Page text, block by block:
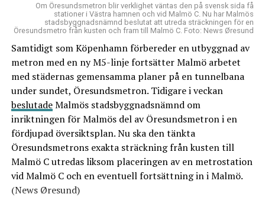
Om Öresundsmetron blir verklighet väntas den på svensk sida få
stationer i Västra hamnen och vid Malmö C. Nu har Malmös
stadsbyggnadsnämnd beslutat att utreda sträckningen för en
Öresundsmetro från kusten och fram till Malmö C. Foto: News Øresund
Samtidigt som Köpenhamn förbereder en utbyggnad av
metron med en ny M5-linje fortsätter Malmö arbetet
med städernas gemensamma planer på en tunnelbana
under sundet, Öresundsmetron. Tidigare i veckan
beslutadeMalmös stadsbyggnadsnämnd om
inriktningen för Malmös del av Öresundsmetron i en
fördjupad översiktsplan. Nu ska den tänkta
Öresundsmetrons exakta sträckning från kusten till
Malmö C utredas liksom placeringen av en metrostation
vid Malmö C och en eventuell fortsättning in i Malmö.
(News Øresund)